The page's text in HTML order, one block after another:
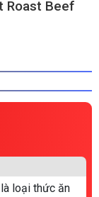
Roast Beef
loại thức ăn